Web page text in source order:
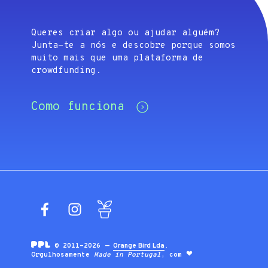
Queres criar algo ou ajudar alguém?
Junta-te a nós e descobre porque somos
muito mais que uma plataforma de
crowdfunding.
Como funciona
FacebookInstagram
© 2011-2026 —Orange Bird Lda .
Orgulhosamente Made in Portugal , com